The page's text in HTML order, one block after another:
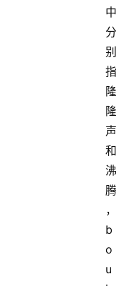
中
分
别
指
隆
隆
声
和
沸
腾
，
b
o
u